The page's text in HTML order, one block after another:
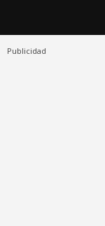
Publicidad